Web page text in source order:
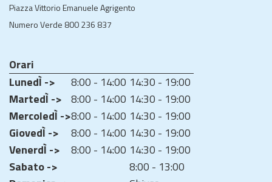
Piazza Vittorio Emanuele Agrigento
Numero Verde 800 236 837
Orari
LunedÌ ->
8:00 - 14:00 14:30 - 19:00
MartedÌ -> 8:00 - 14:00 14:30 - 19:00
MercoledÌ ->8:00 - 14:00 14:30 - 19:00
GiovedÌ ->
8:00 - 14:00 14:30 - 19:00
VenerdÌ ->
8:00 - 14:00 14:30 - 19:00
Sabato ->
8:00 - 13:00